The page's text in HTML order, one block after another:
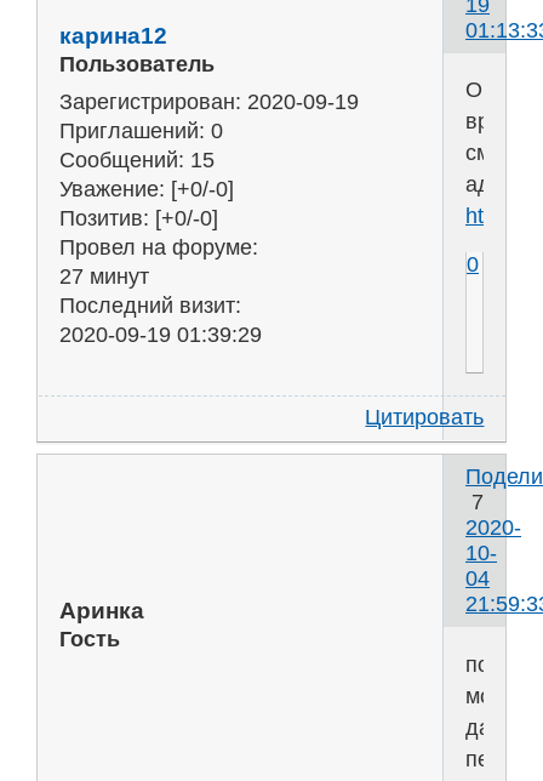
карина12
Пользователь
Зарегистрирован: 2020-09-19
Приглашений: 0
Сообщений: 15
Уважение: [+0/-0]
Позитив: [+0/-0]
Провел на форуме:
27 минут
Последний визит:
2020-09-19 01:39:29
Они
вроде
адрес
https://
0
Цитировать
7
2020-
10-
04
Аринка
Гость
по
моему
да,